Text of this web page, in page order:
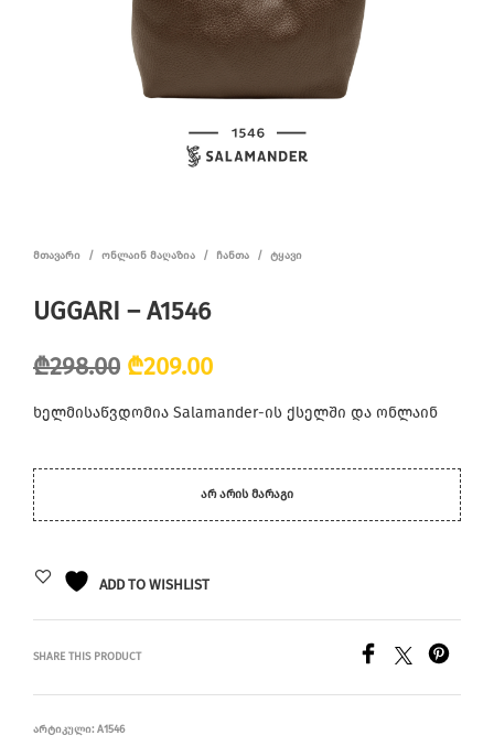
ᲛᲗᲐᲕᲐᲠᲘ / ᲝᲜᲚᲐᲘᲜ ᲛᲐᲦᲐᲖᲘᲐ / ᲩᲐᲜᲗᲐ / ᲢᲧᲐᲕᲘ
UGGARI – A1546
₾298.00 Original
price
₾298.00.
₾209.00Current
price
₾209.00.
ხელმისაწვდომია Salamander-ის ქსელში და ონლაინ
ᲐᲠ ᲐᲠᲘᲡ ᲛᲐᲠᲐᲒᲘ
ADD TO WISHLIST
SHARE THIS PRODUCT
ᲐᲠᲢᲘᲙᲣᲚᲘ: A1546